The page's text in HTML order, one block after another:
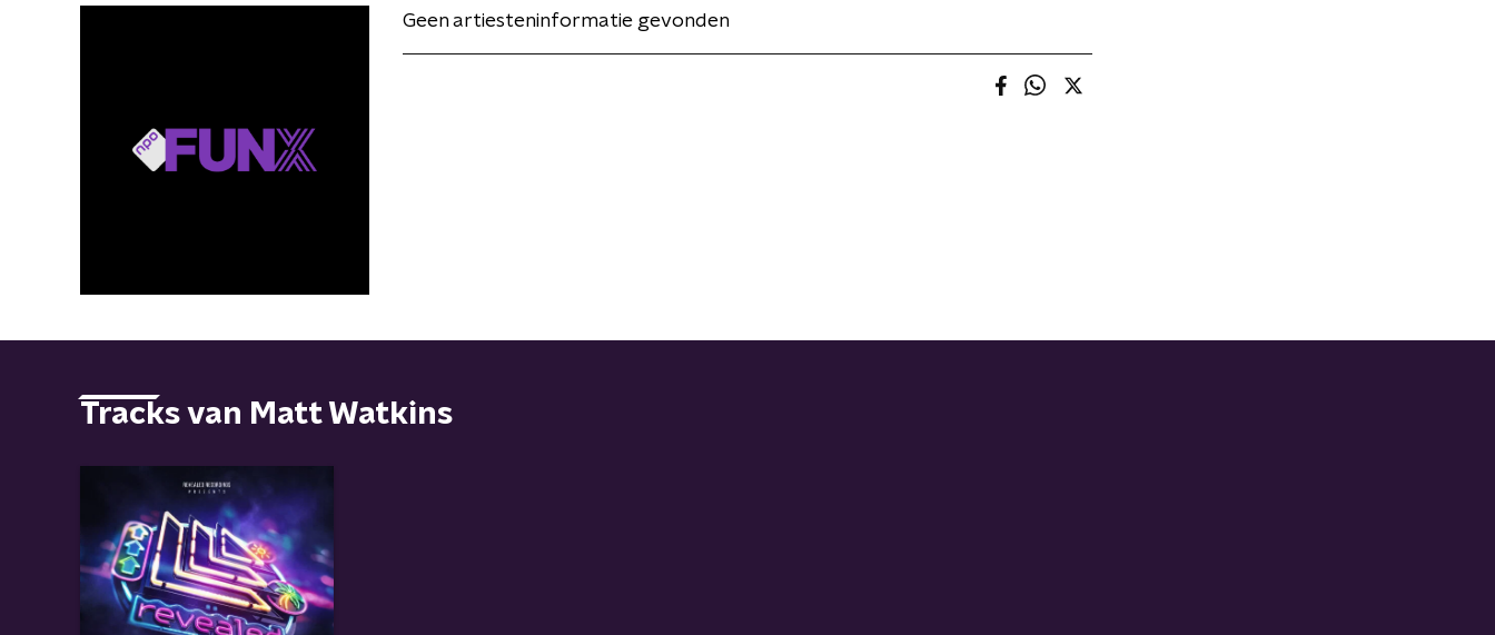
Geen artiesteninformatie gevonden
Tracks van Matt Watkins